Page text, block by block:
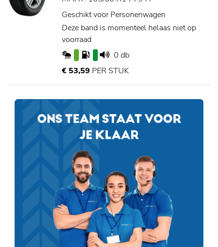
Geschikt voor Personenwagen
Deze band is momenteel helaas niet op
voorraad
0 db
€ 53,59 PER STUK